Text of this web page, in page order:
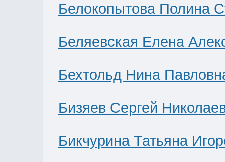
Белокопытова Полина
Беляевская Елена
Бехтольд Нина
Бизяев Сергей
Бикчурина Татьяна